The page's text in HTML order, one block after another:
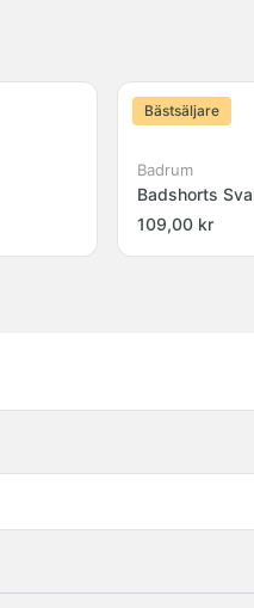
Bästsäljare
Badrum
Badshorts
109,00 kr